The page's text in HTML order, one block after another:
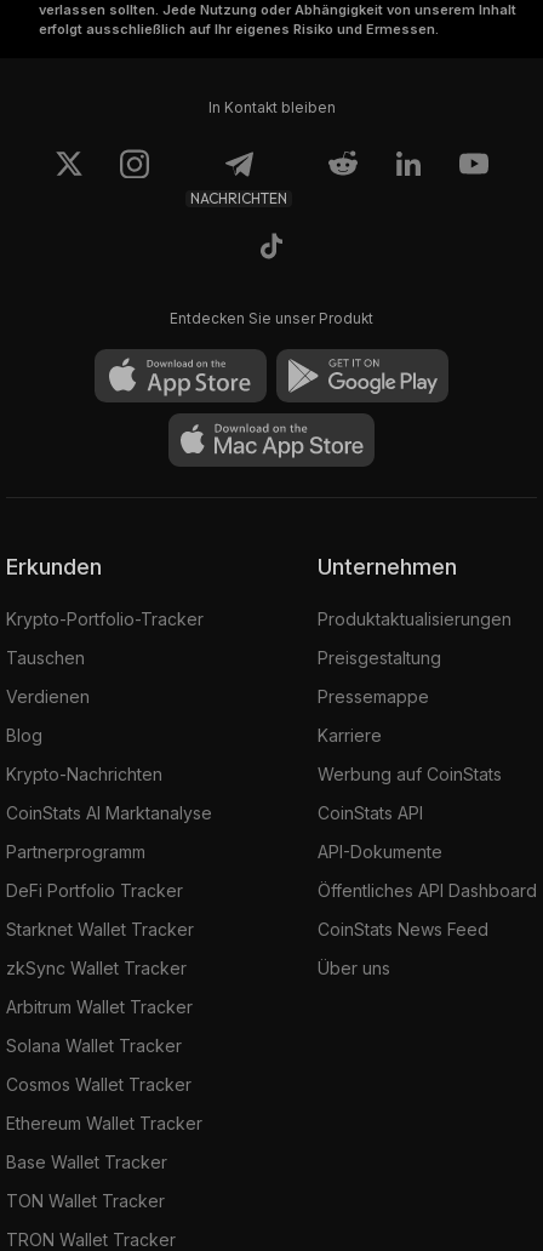
verlassen sollten. Jede Nutzung oder Abhängigkeit von unserem Inhalt
erfolgt ausschließlich auf Ihr eigenes Risiko und Ermessen.
In Kontakt bleiben
NACHRICHTEN
Entdecken Sie unser Produkt
Erkunden
Krypto-Portfolio-Tracker
Tauschen
Verdienen
Blog
Krypto-Nachrichten
CoinStats AI Marktanalyse
Partnerprogramm
DeFi Portfolio Tracker
Starknet Wallet Tracker
zkSync Wallet Tracker
Arbitrum Wallet Tracker
Solana Wallet Tracker
Cosmos Wallet Tracker
Ethereum Wallet Tracker
Base Wallet Tracker
TON Wallet Tracker
TRON Wallet Tracker
Unternehmen
Produktaktualisierungen
Preisgestaltung
Pressemappe
Karriere
Werbung auf CoinStats
CoinStats API
API-Dokumente
Öffentliches API Dashboard
CoinStats News Feed
Über uns